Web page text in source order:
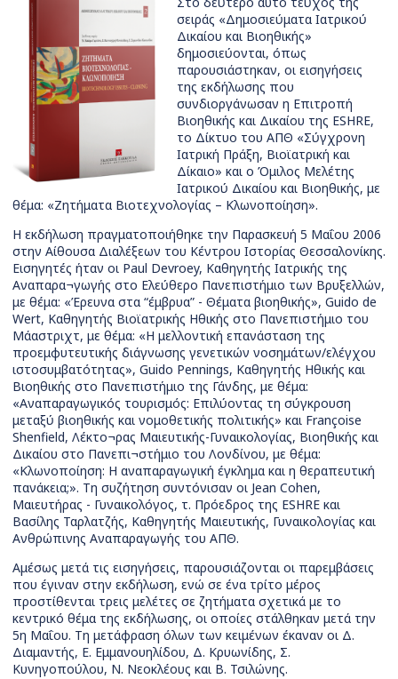
σειράς «Δημοσιεύματα Ιατρικού
Δικαίου και Βιοηθικής»
δημοσιεύονται, όπως
παρουσιάστηκαν, οι εισηγήσεις
της εκδήλωσης που
συνδιοργάνωσαν η Επιτροπή
Βιοηθικής και Δικαίου της ESHRE,
το Δίκτυο του ΑΠΘ «Σύγχρονη
Ιατρική Πράξη, Βιοϊατρική και
Δίκαιο» και ο Όμιλος Μελέτης
Ιατρικού Δικαίου και Βιοηθικής, με
θέμα: «Ζητήματα Βιοτεχνολογίας – Κλωνοποίηση».
Η εκδήλωση πραγματοποιήθηκε την Παρασκευή 5 Μαΐου 2006
στην Αίθουσα Διαλέξεων του Κέντρου Ιστορίας Θεσσαλονίκης.
Εισηγητές ήταν οι Paul Devroey, Καθηγητής Ιατρικής της
Αναπαρα¬γωγής στο Ελεύθερο Πανεπιστήμιο των Βρυξελλών,
με θέμα: «Έρευνα στα “έμβρυα” - Θέματα βιοηθικής», Guido de
Wert, Καθηγητής Βιοϊατρικής Ηθικής στο Πανεπιστήμιο του
Μάαστριχτ, με θέμα: «Η μελλοντική επανάσταση της
προεμφυτευτικής διάγνωσης γενετικών νοσημάτων/ελέγχου
ιστοσυμβατότητας», Guido Pennings, Καθηγητής Ηθικής και
Βιοηθικής στο Πανεπιστήμιο της Γάνδης, με θέμα:
«Αναπαραγωγικός τουρισμός: Επιλύοντας τη σύγκρουση
μεταξύ βιοηθικής και νομοθετικής πολιτικής» και Françoise
Shenfield, Λέκτο¬ρας Μαιευτικής-Γυναικολογίας, Βιοηθικής και
Δικαίου στο Πανεπι¬στήμιο του Λονδίνου, με θέμα:
«Κλωνοποίηση: Η αναπαραγωγική έγκλημα και η θεραπευτική
πανάκεια;». Τη συζήτηση συντόνισαν οι Jean Cohen,
Μαιευτήρας - Γυναικολόγος, τ. Πρόεδρος της ESHRE και
Βασίλης Ταρλατζής, Καθηγητής Μαιευτικής, Γυναικολογίας και
Ανθρώπινης Αναπαραγωγής του ΑΠΘ.
Αμέσως μετά τις εισηγήσεις, παρουσιάζονται οι παρεμβάσεις
που έγιναν στην εκδήλωση, ενώ σε ένα τρίτο μέρος
προστίθενται τρεις μελέτες σε ζητήματα σχετικά με το
κεντρικό θέμα της εκδήλωσης, οι οποίες στάλθηκαν μετά την
5η Μαΐου. Τη μετάφραση όλων των κειμένων έκαναν οι Δ.
Διαμαντής, Ε. Εμμανουηλίδου, Δ. Κρυωνίδης, Σ.
Κυνηγοπούλου, Ν. Νεοκλέους και Β. Τσιλώνης.